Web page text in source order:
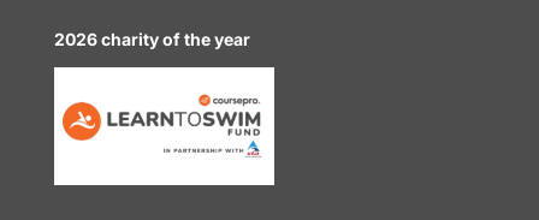
2026 charity of the year